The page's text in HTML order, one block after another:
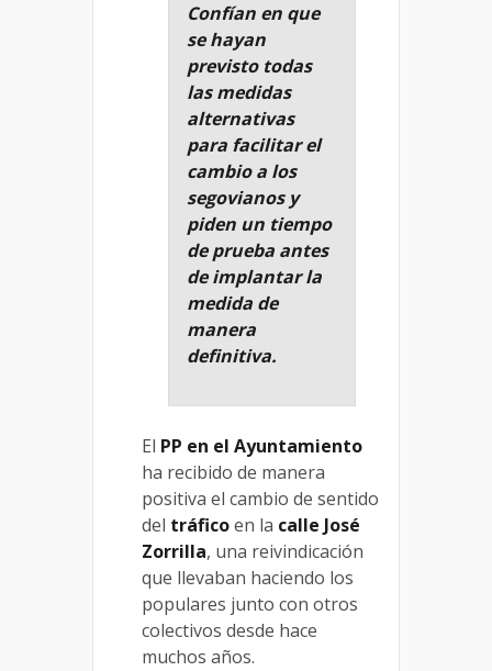
Confían en que
se hayan
previsto todas
las medidas
alternativas
para facilitar el
cambio a los
segovianos y
piden un tiempo
de prueba antes
de implantar la
medida de
manera
definitiva.
El PP en el Ayuntamiento
ha recibido de manera
positiva el cambio de sentido
del tráficoen la calle José
Zorrilla, una reivindicación
que llevaban haciendo los
populares junto con otros
colectivos desde hace
muchos años.